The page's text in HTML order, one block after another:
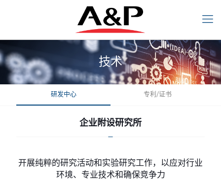
技术
技术
研发中心 专利/证书
企业附设研究所
应对行业环境、专业技术和确保竞争力
企业附设研究所
开展纯粹的研究活动和实验研究工作，以应对行业
环境、专业技术和确保竞争力